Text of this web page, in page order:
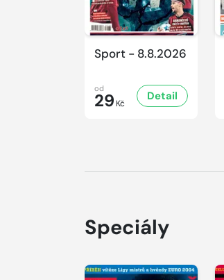
Sport - 8.8.2026
od
29 Kč
Detail
Speciály